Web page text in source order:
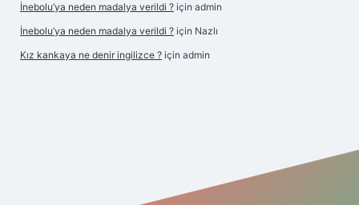
İnebolu’ya neden madalya verildi ? için admin
İnebolu’ya neden madalya verildi ? için Nazlı
Kız kankaya ne denir ingilizce ? için admin